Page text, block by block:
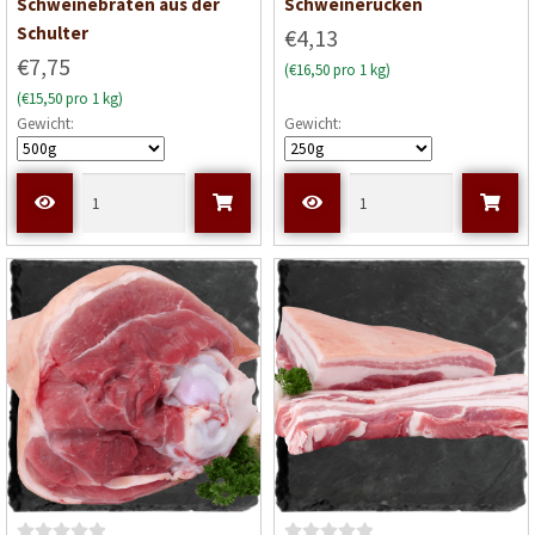
e
e
r
t
e
t
t
0
v
Schulter
€7,75
(€15,50 pro 1 kg)
Gewicht:
w
e
t
t
t
0
v
o
n
5
€4,13
(€16,50 pro 1 kg)
Gewicht: